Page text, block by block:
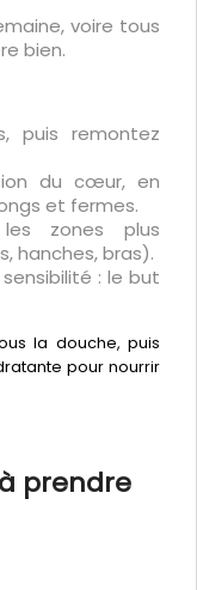
voire tous
bien.
puis remontez
du cœur, en
et fermes.
zones plus
hanches, bras).
: le but
la douche, puis
pour nourrir
prendre